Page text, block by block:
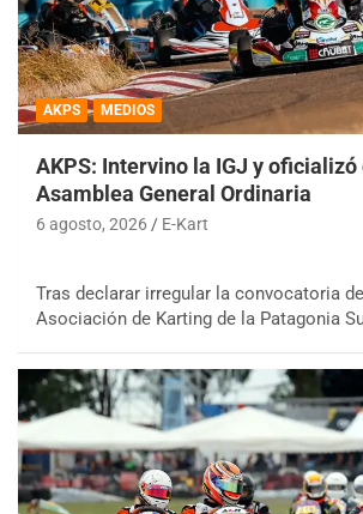
AKPS MEDIOS
AKPS: Intervino la IGJ y
Asamblea General Ordinaria
6 agosto, 2026 E-Kart
Tras declarar irregular la convocatoria
Asociación de Karting de la Patagonia